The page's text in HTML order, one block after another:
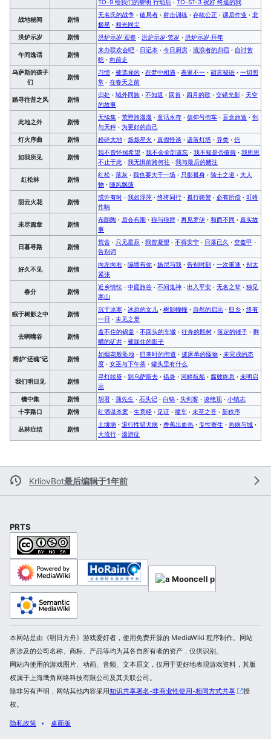
TO-9 绘我们的黎明 行动后 · TO-ST-3 祝好 终途的我
战地秘闻 剧情
无名氏的战争 · 破局者 · 射击训练 · 存续公正 · 课后作业 · 北
极星 · 和光同尘
洪炉示岁
剧情 洪炉示岁·迎春 · 洪炉示岁·贺岁 · 洪炉示岁·拜年
午间逸话 剧情
来办联欢会吧 · 日记本 · 今日厨房 · 流浪者的归宿 · 自讨苦
吃 · 向前走
乌萨斯的孩子
们
剧情
习惯 · 被选择的 · 在梦中相遇 · 表里不一 · 胡言秘语 · 一切照
常 · 在春天之前
踏寻往昔之风 剧情
归处 · 域外同族 · 不知返 · 回首 · 四月的歌 · 交错光影 · 天空
的故事
此地之外 剧情
无续集 · 荒野路漫漫 · 童话永存 · 信仰号街车 · 盲盒旅途 · 剑
与天秤 · 为更好的自己
灯火序曲
剧情 粉碎大地 · 烁烁星火 · 真假怪谈 · 遗落灯塔 · 异类 · 信
如我所见 剧情
我不曾怀揣希望 · 我不会全部遗忘 · 我不知是否值得 · 我所思
不止于此 · 我无惧前路何往 · 我与最后的赌注
红松林 剧情
红松 · 落灰 · 我也要大干一场 · 只影孤身 · 骑士之道 · 大人
物 · 随风飘荡
阴云火花 剧情
或许有时 · 我如浮萍 · 终将同行 · 孤行骑警 · 必有所偿 · 叮咚
作响
未尽篇章 剧情
布朗陶 · 后会有期 · 狼与狼群 · 再见罗伊 · 和而不同 · 真实故
事
日暮寻路 剧情
荒舍 · 只见星辰 · 我曾凝望 · 不得安宁 · 日落已久 · 空盔甲 ·
告别词
好久不见 剧情
向左向右 · 隔墙有你 · 扬尼与我 · 告别时刻 · 一次重逢 · 别太
紧张
春分 剧情
近乡情怯 · 中庭旅谷 · 不问鬼神 · 出入平安 · 无名之辈 · 独见
寒山
眠于树影之中 剧情
沉于冰寒 · 冰原的女儿 · 树影幢幢 · 自然的启示 · 归乡 · 终有
一日 · 未见之景
去咧嘴谷 剧情
盖不住的锅盖 · 不回头的车辙 · 狂奔的瓶树 · 落定的锤子 · 咧
嘴的矿井 · 被踩住的影子
熔炉“还魂”记 剧情
如烟花般坠地 · 归来时的街道 · 披床单的怪物 · 未完成的态
度 · 女巫与下午茶 · 罐头里有什么
我们明日见 剧情
寻灯续昼 · 到乌萨斯去 · 错身 · 河畔航船 · 腐败终息 · 未明启
示
镜中集
剧情 胡君 · 蒲先生 · 石头记 · 白锦 · 失剑客 · 凌绝顶 · 小镇志
十字路口
剧情 红酒谋杀案 · 生意经 · 见证 · 撞车 · 未至之音 · 新秩序
丛林症结 剧情
土壤病 · 退行性猎犬病 · 香蕉出血热 · 专性寄生 · 热病与城 ·
大流行 · 漫游症
KrliovBot最后编辑于1年前
PRTS
本网站是由《明日方舟》游戏爱好者，使用免费开源的 MediaWiki 程序制作。网站
所涉及的公司名称、商标、产品等均为其各自所有者的资产，仅供识别。
网站内使用的游戏图片、动画、音频、文本原文，仅用于更好地表现游戏资料，其版
权属于上海鹰角网络科技有限公司及其关联公司。
除非另有声明，网站其他内容采用知识共享署名-非商业性使用-相同方式共享
授
权。
隐私政策 桌面版